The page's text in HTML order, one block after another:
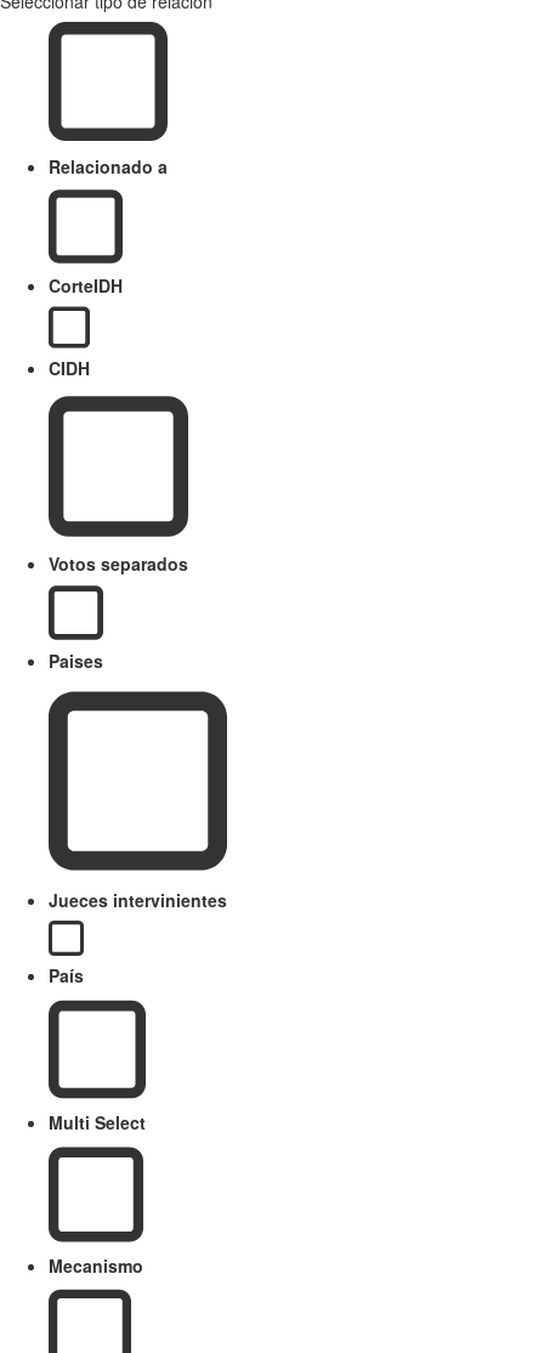
Relacionado a
CorteIDH
CIDH
Votos separados
Paises
Jueces intervinientes
País
Multi Select
Mecanismo